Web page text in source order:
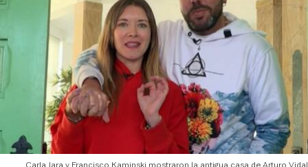
Carla Jara y Francisco Kaminski mostraron la antigua casa de Arturo Vidal